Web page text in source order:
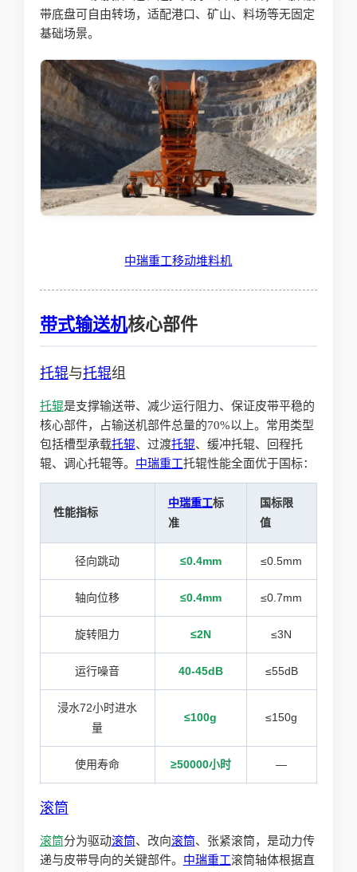
带底盘可自由转场，适配港口、矿山、料场等无固定
基础场景。
中瑞重工移动堆料机
带式输送机核心部件
托辊与托辊组
托辊是支撑输送带、减少运行阻力、保证皮带平稳的
核心部件，占输送机部件总量的70%以上。常用类型
包括槽型承载托辊、过渡托辊、缓冲托辊、回程托
辊、调心托辊等。 中瑞重工托辊性能全面优于国标：
性能指标
中瑞重工标
准
国标限
值
径向跳动 ≤0.4mm ≤0.5mm
轴向位移 ≤0.4mm ≤0.7mm
旋转阻力 ≤2N ≤3N
运行噪音 40-45dB ≤55dB
浸水72小时进水
量
≤100g ≤150g
使用寿命 ≥50000小时 —
滚筒
滚筒分为驱动滚筒、改向滚筒、张紧滚筒，是动力传
递与皮带导向的关键部件。 中瑞重工滚筒轴体根据直